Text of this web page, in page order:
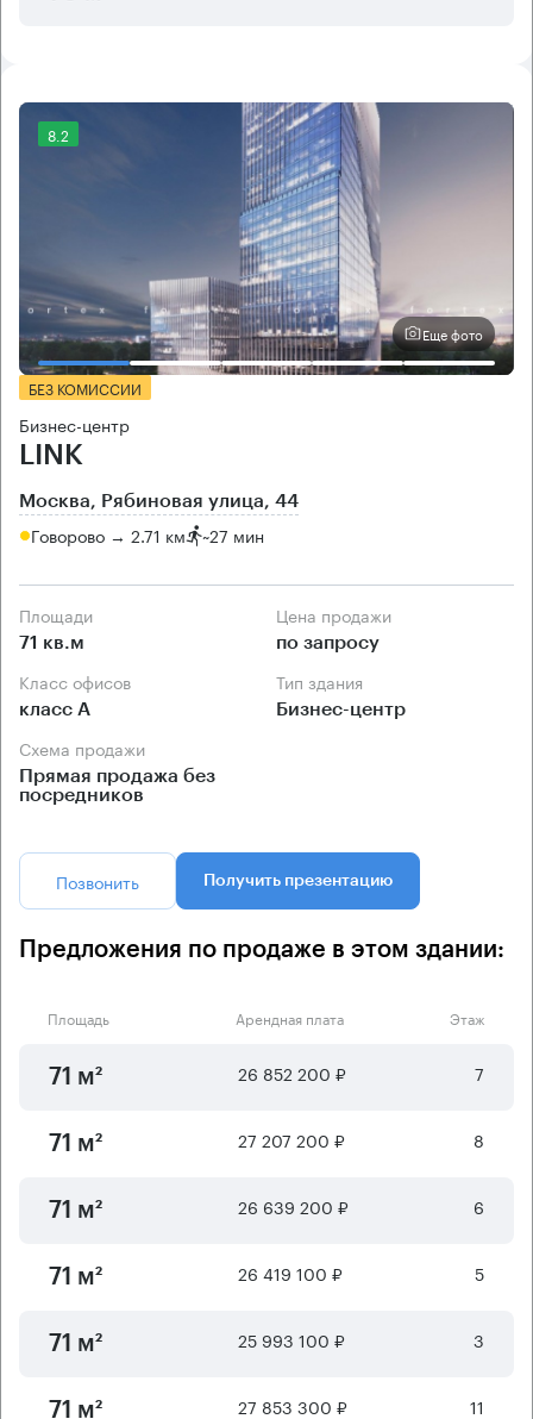
8.2
Еще фото
БЕЗ КОМИССИИ
Бизнес-центр
LINK
Москва, Рябиновая улица, 44
Говорово → 2.71 км ~27 мин
Площади
71 кв.м
Цена продажи
по запросу
Класс офисов
класс А
Тип здания
Бизнес-центр
Схема продажи
Прямая продажа без
посредников
Позвонить Получить презентацию
Предложения по продаже в этом здании:
Площадь Арендная плата Этаж
71 м² 26 852 200 ₽ 7
71 м² 27 207 200 ₽ 8
71 м² 26 639 200 ₽ 6
71 м² 26 419 100 ₽ 5
71 м² 25 993 100 ₽ 3
71 м² 27 853 300 ₽ 11